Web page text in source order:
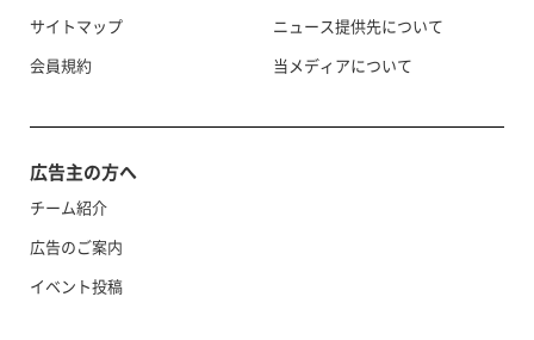
サイトマップ
会員規約
ニュース提供先について
当メディアについて
広告主の方へ
チーム紹介
広告のご案内
イベント投稿